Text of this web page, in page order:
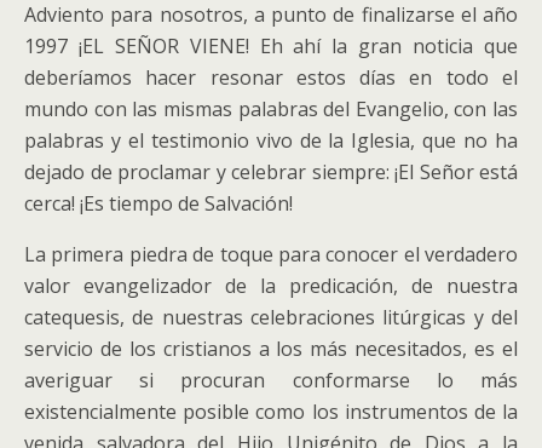
Adviento para nosotros, a punto de finalizarse el año
1997 ¡EL SEÑOR VIENE! Eh ahí la gran noticia que
deberíamos hacer resonar estos días en todo el
mundo con las mismas palabras del Evangelio, con las
palabras y el testimonio vivo de la Iglesia, que no ha
dejado de proclamar y celebrar siempre: ¡El Señor está
cerca! ¡Es tiempo de Salvación!
La primera piedra de toque para conocer el verdadero
valor evangelizador de la predicación, de nuestra
catequesis, de nuestras celebraciones litúrgicas y del
servicio de los cristianos a los más necesitados, es el
averiguar si procuran conformarse lo más
existencialmente posible como los instrumentos de la